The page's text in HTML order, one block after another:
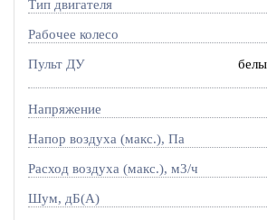
Тип двигателя
Рабочее колесо
Пульт ДУ
Напряжение
Напор воздуха (макс.), Па
Расход воздуха (макс.), м3/ч
Шум, дБ(А)